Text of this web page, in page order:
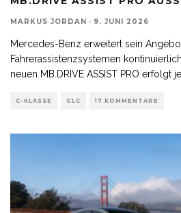
MARKUS JORDAN · 9. JUNI 2026
Mercedes-Benz erweitert sein
Fahrerassistenzsystemen
neuen MB.DRIVE ASSIST PRO erfolgt
C-KLASSE GLC 17 KOMMENTARE